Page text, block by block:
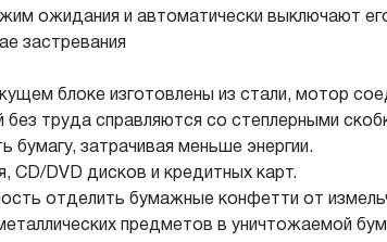
ожидания и автоматически выключают
застревания
блоке изготовлены из стали, мотор
труда справляются со степлерными
затрачивая меньше энергии.
CD/DVD дисков и кредитных карт.
отделить бумажные конфетти от
предметов в уничтожаемой